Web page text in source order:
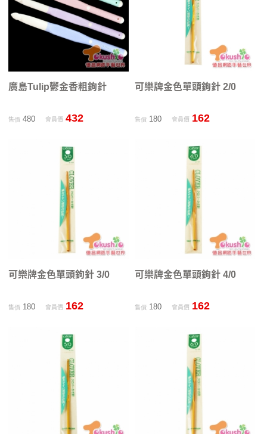
廣島Tulip鬱金香粗鉤針
售價480 會員價 432
可樂牌金色單頭鉤針 2/0
售價 180 會員價 162
可樂牌金色單頭鉤針 3/0
售價180 會員價 162
可樂牌金色單頭鉤針 4/0
售價 180 會員價 162